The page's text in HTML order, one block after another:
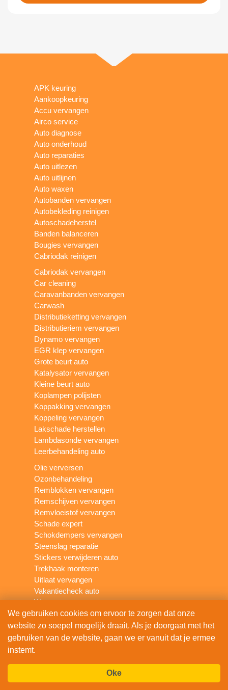
APK keuring
Aankoopkeuring
Accu vervangen
Airco service
Auto diagnose
Auto onderhoud
Auto reparaties
Auto uitlezen
Auto uitlijnen
Auto waxen
Autobanden vervangen
Autobekleding reinigen
Autoschadeherstel
Banden balanceren
Bougies vervangen
Cabriodak reinigen
Cabriodak vervangen
Car cleaning
Caravanbanden vervangen
Carwash
Distributieketting vervangen
Distributieriem vervangen
Dynamo vervangen
EGR klep vervangen
Grote beurt auto
Katalysator vervangen
Kleine beurt auto
Koplampen polijsten
Koppakking vervangen
Koppeling vervangen
Lakschade herstellen
Lambdasonde vervangen
Leerbehandeling auto
Olie verversen
Ozonbehandeling
Remblokken vervangen
Remschijven vervangen
Remvloeistof vervangen
Schade expert
Schokdempers vervangen
Steenslag reparatie
Stickers verwijderen auto
Trekhaak monteren
Uitlaat vervangen
Vakantiecheck auto
Waterpomp vervangen
Winterbanden wisselen
Zomerbanden wisselen
Bekend van
We gebruiken cookies om ervoor te zorgen dat onze
website zo soepel mogelijk draait. Als je doorgaat met het
gebruiken van de website, gaan we er vanuit dat je ermee
instemt.
Oke